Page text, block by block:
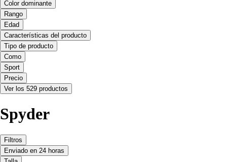
Color dominante
Rango
Edad
Características del producto
Tipo de producto
Como
Sport
Precio
Ver los 529 productos
Spyder
Filtros
Enviado en 24 horas